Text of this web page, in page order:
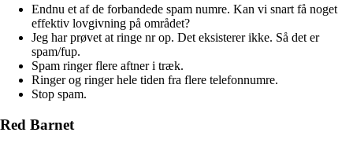
Endnu et af de forbandede spam numre. Kan vi snart få noget
effektiv lovgivning på området?
Jeg har prøvet at ringe nr op. Det eksisterer ikke. Så det er
spam/fup.
Spam ringer flere aftner i træk.
Ringer og ringer hele tiden fra flere telefonnumre.
Stop spam.
Red Barnet